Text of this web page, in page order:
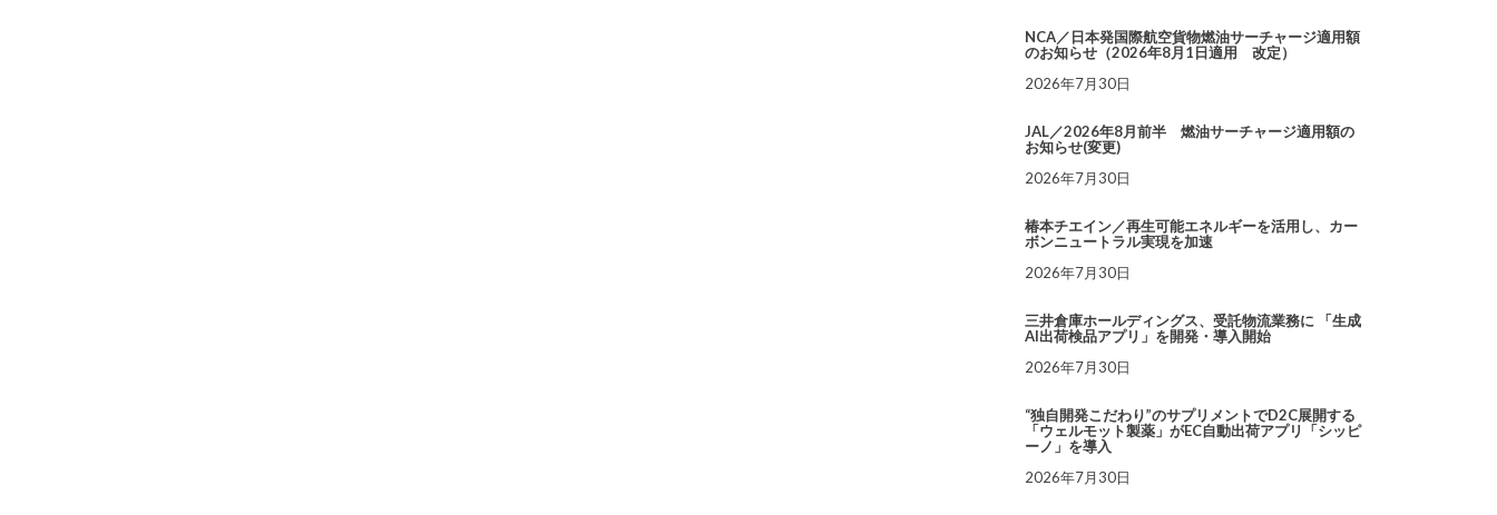
NCA／日本発国際航空貨物燃油サーチャージ適用額
のお知らせ（2026年8月1日適用 改定）
2026年7月30日
JAL／2026年8月前半 燃油サーチャージ適用額の
お知らせ(変更)
2026年7月30日
椿本チエイン／再生可能エネルギーを活用し、カー
ボンニュートラル実現を加速
2026年7月30日
三井倉庫ホールディングス、受託物流業務に 「生成
AI出荷検品アプリ」を開発・導入開始
2026年7月30日
“独自開発こだわり”のサプリメントでD2C展開する
「ウェルモット製薬」がEC自動出荷アプリ「シッピ
ーノ」を導入
2026年7月30日